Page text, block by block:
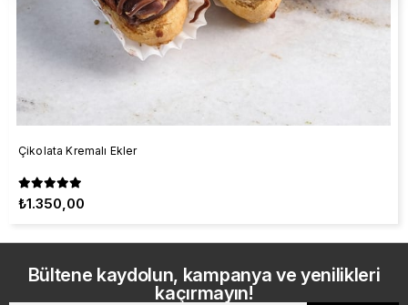
Çikolata Kremalı Ekler
₺1.350,00
Bültene kaydolun, kampanya ve yenilikleri
kaçırmayın!